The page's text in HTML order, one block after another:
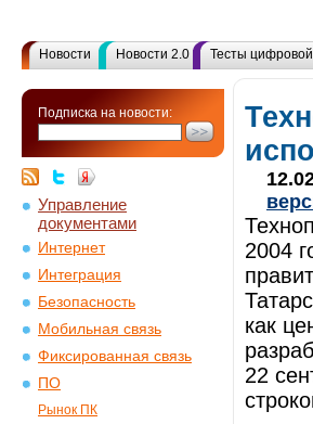
Новости Новости 2.0 Тесты цифровой
Подписка на новости:
Управление
документами
Интернет
Интеграция
Безопасность
Мобильная связь
Фиксированная связь
ПО
Рынок ПК
2004
как
22